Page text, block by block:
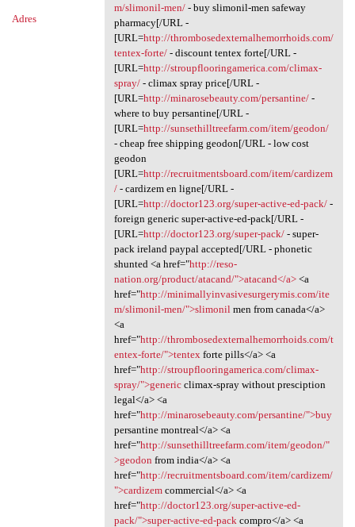
Adres
m/slimonil-men/- buy slimonil-men safeway
pharmacy[/URL -
[URL=http://thrombosedexternalhemorrhoids.com/
tentex-forte/- discount tentex forte[/URL -
[URL=http://stroupflooringamerica.com/climax-
spray/- climax spray price[/URL -
[URL=http://minarosebeauty.com/persantine/-
where to buy persantine[/URL -
[URL=http://sunsethilltreefarm.com/item/geodon/
- cheap free shipping geodon[/URL - low cost
geodon
[URL=http://recruitmentsboard.com/item/cardizem
/- cardizem en ligne[/URL -
[URL=http://doctor123.org/super-active-ed-pack/-
foreign generic super-active-ed-pack[/URL -
[URL=http://doctor123.org/super-pack/- super-
pack ireland paypal accepted[/URL - phonetic
shunted <a href="http://reso-
nation.org/product/atacand/">atacand</a><a
href="http://minimallyinvasivesurgerymis.com/ite
m/slimonil-men/">slimonil men from canada</a>
<a
href="http://thrombosedexternalhemorrhoids.com/t
entex-forte/">tentex forte pills</a> <a
href="http://stroupflooringamerica.com/climax-
spray/">genericclimax-spray without presciption
legal</a> <a
href="http://minarosebeauty.com/persantine/">buy
persantine montreal</a> <a
href="http://sunsethilltreefarm.com/item/geodon/"
>geodon from india</a> <a
href="http://recruitmentsboard.com/item/cardizem/
">cardizemcommercial</a> <a
href="http://doctor123.org/super-active-ed-
pack/">super-active-ed-pack compro</a> <a